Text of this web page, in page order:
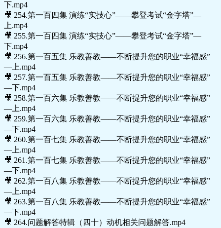
下.mp4
🎥 254.第一百四集 演练“实技心”——攀登考试“金字塔”—
上.mp4
🎥 255.第一百四集 演练“实技心”——攀登考试“金字塔”—
下.mp4
🎥 256.第一百五集 乐教善教——不断提升您的职业“幸福感”
—上.mp4
🎥 257.第一百五集 乐教善教——不断提升您的职业“幸福感”
—下.mp4
🎥 258.第一百六集 乐教善教——不断提升您的职业“幸福感”
—上.mp4
🎥 259.第一百六集 乐教善教——不断提升您的职业“幸福感”
—下.mp4
🎥 260.第一百七集 乐教善教——不断提升您的职业“幸福感”
—上.mp4
🎥 261.第一百七集 乐教善教——不断提升您的职业“幸福感”
—下.mp4
🎥 262.第一百八集 乐教善教——不断提升您的职业“幸福感”
—上.mp4
🎥 263.第一百八集 乐教善教——不断提升您的职业“幸福感”
—下.mp4
🎥 264.问题解答特辑（四十）动机相关问题解答.mp4